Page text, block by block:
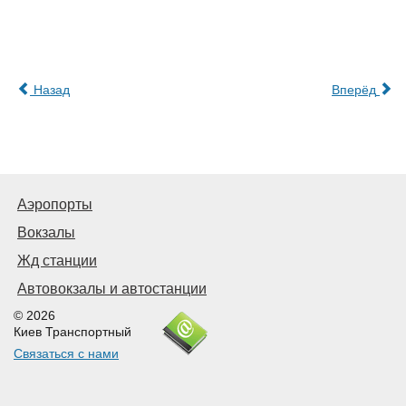
Назад Вперёд
Аэропорты
Вокзалы
Жд станции
Автовокзалы и автостанции
© 2026
Киев Транспортный
Связаться с нами